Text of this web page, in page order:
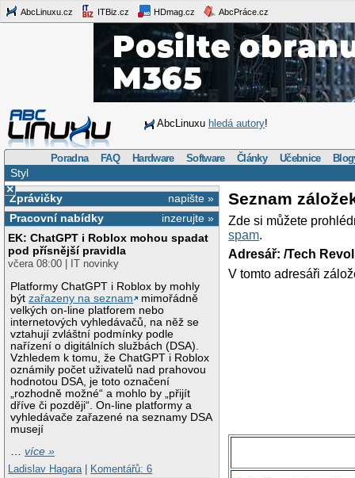
AbcLinuxu.cz ITBiz.cz HDmag.cz AbcPráce.cz
AbcLinuxu hledá autory!
Poradna FAQ Hardware Software Články Učebnice
Styl
×
napište »
Zprávičky
inzerujte »
Pracovní nabídky
EK: ChatGPT i Roblox mohou spadat
pod přísnější pravidla
včera 08:00 | IT novinky
Platformy ChatGPT i Roblox by mohly
býtzařazeny na seznam
mimořádně
velkých on-line platforem nebo
internetových vyhledávačů, na něž se
vztahují zvláštní podmínky podle
nařízení o digitálních službách (DSA).
Vzhledem k tomu, že ChatGPT i Roblox
oznámily počet uživatelů nad prahovou
hodnotou DSA, je toto označení
„rozhodně možné“ a mohlo by „přijít
dříve či později“. On-line platformy a
vyhledávače zařazené na seznamy DSA
musejí
…více »
Ladislav Hagara
Komentářů: 6
Seznam
Zde si můžete
spam.
Adresář: /Tech
V tomto adresáři